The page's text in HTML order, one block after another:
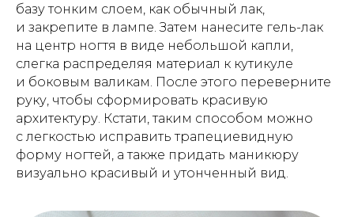
базу тонким слоем, как обычный лак,
и закрепите в лампе. Затем нанесите гель-лак
на центр ногтя в виде небольшой капли,
слегка распределяя материал к кутикуле
и боковым валикам. После этого переверните
руку, чтобы сформировать красивую
архитектуру. Кстати, таким способом можно
с легкостью исправить трапециевидную
форму ногтей, а также придать маникюру
визуально красивый и утонченный вид.